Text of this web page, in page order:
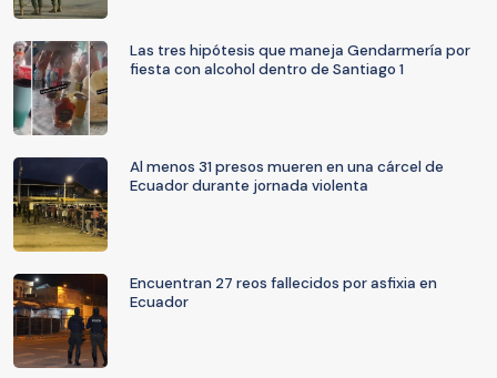
Las tres hipótesis que maneja Gendarmería por
fiesta con alcohol dentro de Santiago 1
Al menos 31 presos mueren en una cárcel de
Ecuador durante jornada violenta
Encuentran 27 reos fallecidos por asfixia en
Ecuador